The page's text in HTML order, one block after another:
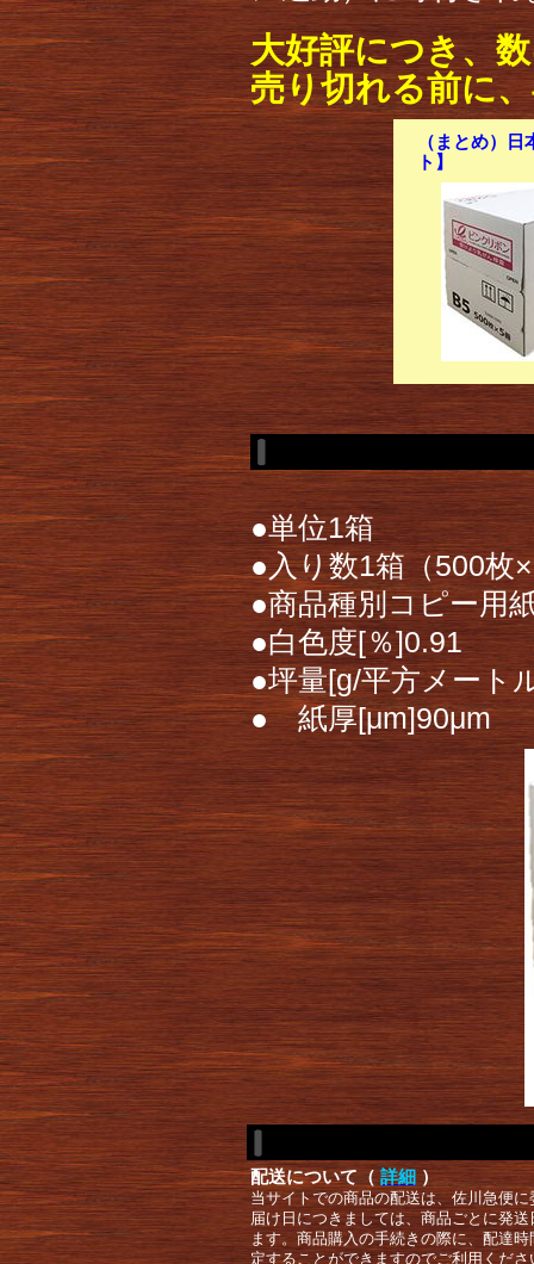
大好評につき、
売り切れる前に
（まとめ）
ト】
●単位1箱
●入り数1箱（500枚
●商品種別コピー用
●白色度[％]0.91
●坪量[g/平方メート
● 紙厚[μm]90μm
配送について（ 詳細 ）
当サイトでの商品の配送は、佐川急便
届け日につきましては、商品ごとに発
ます。商品購入の手続きの際に、配達
定することができますのでご利用くださ